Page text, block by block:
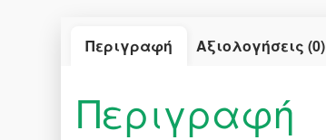
Περιγραφή Αξιολογήσεις (0)
Περιγραφή